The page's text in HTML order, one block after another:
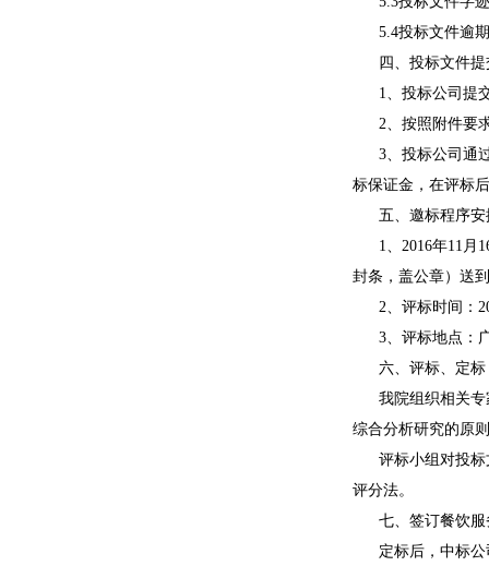
5.4投标文件逾
四、投标文件
1、投标公司提
2、按照附件要
3、投标公司通
标保证金，在评标
五、邀标程序安
1、2016年11月
封条，盖公章）送
2、评标时间：
3、评标地点：
六、评标、定标
我院组织相关
综合分析研究的原
评标小组对投
评分法。
七、签订餐饮
定标后，中标